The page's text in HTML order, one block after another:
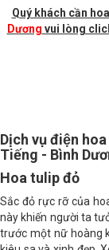
Quý khách cần
Dươngvui lòng
Dịch vụ điện
Tiếng - Bình
Hoa tulip đỏ
Sắc đỏ rực rỡ của
này khiến người ta
trước một nữ hoàng